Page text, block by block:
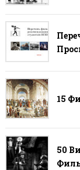
15
50